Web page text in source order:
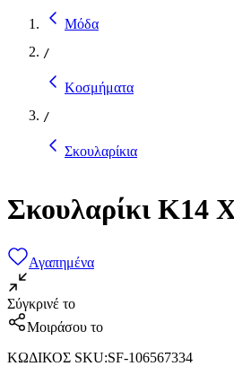
Μόδα
/
Κοσμήματα
/
Σκουλαρίκια
Σκουλαρίκι Κ14
Αγαπημένα
Σύγκρινέ το
Μοιράσου το
ΚΩΔΙΚΟΣ SKU:SF-106567334